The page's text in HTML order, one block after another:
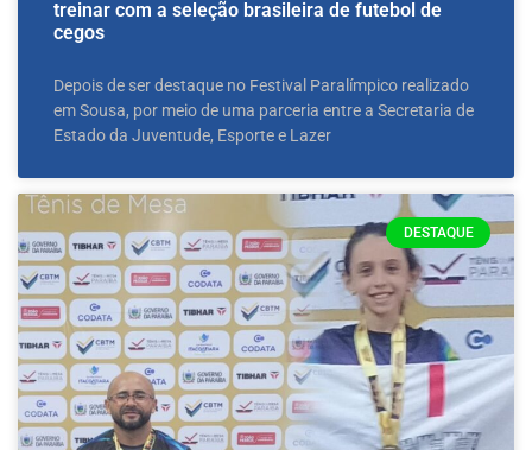
treinar com a seleção brasileira de futebol de
cegos
Depois de ser destaque no Festival Paralímpico realizado
em Sousa, por meio de uma parceria entre a Secretaria de
Estado da Juventude, Esporte e Lazer
DESTAQUE